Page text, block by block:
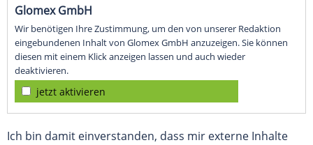
Glomex GmbH
Wir benötigen Ihre Zustimmung, um den von unserer Redaktion
eingebundenen Inhalt von Glomex GmbH anzuzeigen. Sie können
diesen mit einem Klick anzeigen lassen und auch wieder
deaktivieren.
jetzt aktivieren
Ich bin damit einverstanden, dass mir externe Inhalte